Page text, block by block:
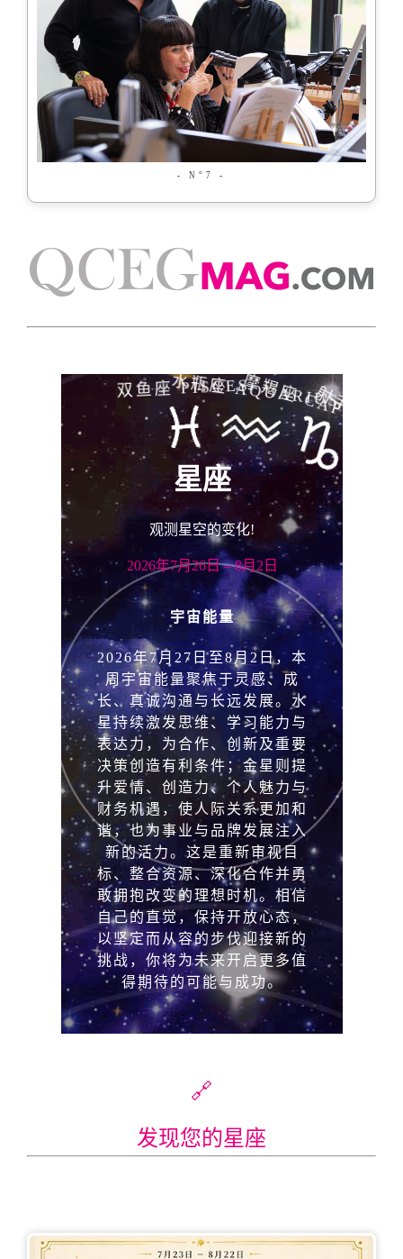
- N°7 -
🔗
发现您的星座